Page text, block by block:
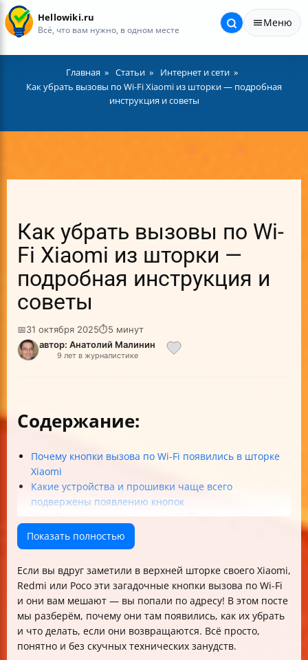
Hellowiki.ru
Всё, что вам нужно, в одном месте
Меню
Главная Статьи
Интернет и сети
Как убрать вызовы по Wi-Fi Xiaomi из шторки — подробная
инструкция и советы
Как убрать вызовы по Wi-
Fi Xiaomi из шторки —
подробная инструкция и
советы
📅31 октября 2025⏱5 минут
автор: Анатолий Малинин
9 лет в журналистике
Содержание:
Почему кнопки вызова по Wi-Fi появились в шторке
Xiaomi
Какие устройства и прошивки чаще всего
подвержены появлению кнопок
Как убрать кнопки вызова по Wi-Fi из шторки —
пошаговая инструкция
Что делать, если кнопки возвращаются после
Риски и предосторожности при удалении кнопок
вызова по Wi-Fi
Альтернативы удалению кнопок без ПК и ADB
Как проверить успешное удаление кнопок
Как правильно обращаться в поддержку Xiaomi
Часто задаваемые вопросы и советы
Показать полностью
Если вы вдруг заметили в верхней шторке своего Xiaomi,
Redmi или Poco эти загадочные кнопки вызова по Wi-Fi
и они вам мешают — вы попали по адресу! В этом посте
мы разберём, почему они там появились, как их убрать
и что делать, если они возвращаются. Всё просто,
понятно и без скучных технических занудств.